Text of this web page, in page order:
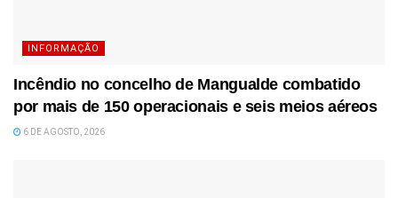
INFORMAÇÃO
Incêndio no concelho de Mangualde combatido
por mais de 150 operacionais e seis meios aéreos
6 DE AGOSTO, 2026